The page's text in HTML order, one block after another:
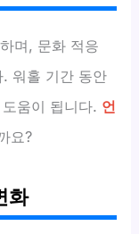
하며, 문화 적응
워홀 기간 동안
움이 됩니다. 언
요?
화